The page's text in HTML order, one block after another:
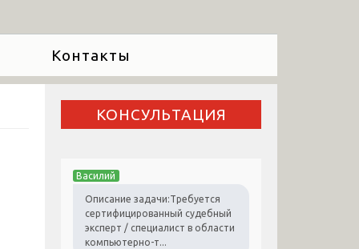
Контакты
КОНСУЛЬТАЦИЯ
Василий
Описание задачи:Требуется
сертифицированный судебный
эксперт / специалист в области
компьютерно-т...